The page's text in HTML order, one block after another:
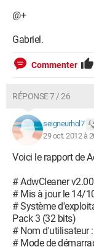
@+
Gabriel.
Commenter
RÉPONSE 7 / 26
seigneurhol7
29 oct. 2012 à
Voici le rapport de
# AdwCleaner
# Mis à jour le 14/
# Système
Pack 3 (32 bits)
# Nom d'utilisateur
# Mode de